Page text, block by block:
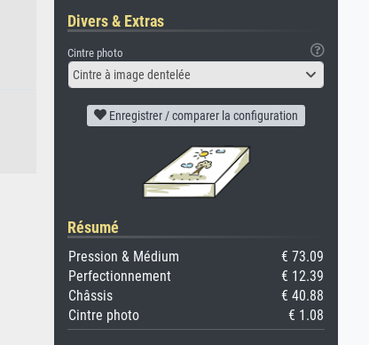
Divers & Extras
Cintre photo
Cintre à image dentelée
Enregistrer / comparer la configuration
Résumé
Pression & Médium
€ 73.09
Perfectionnement
€ 12.39
Châssis
€ 40.88
Cintre photo
€ 1.08